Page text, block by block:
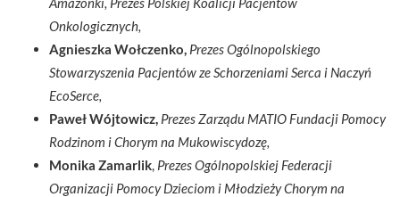
Onkologicznych,
Agnieszka Wołczenko, Prezes Ogólnopolskiego
Stowarzyszenia Pacjentów ze Schorzeniami Serca i Naczyń
EcoSerce,
Paweł Wójtowicz, Prezes Zarządu MATIO Fundacji Pomocy
Rodzinom i Chorym na Mukowiscydozę,
Monika Zamarlik Prezes Ogólnopolskiej Federacji
Organizacji Pomocy Dzieciom i Młodzieży Chorym na